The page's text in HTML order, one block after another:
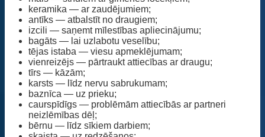
keramika — ar zaudējumiem;
antīks — atbalstīt no draugiem;
izcili — saņemt mīlestības apliecinājumu;
bagāts — lai uzlabotu veselību;
tējas istaba — viesu apmeklējumam;
vienreizējs — pārtraukt attiecības ar draugu;
tīrs — kāzām;
karsts — līdz nervu sabrukumam;
baznīca — uz prieku;
caurspīdīgs — problēmām attiecībās ar partneri
neizlēmības dēļ;
bērnu — līdz sīkiem darbiem;